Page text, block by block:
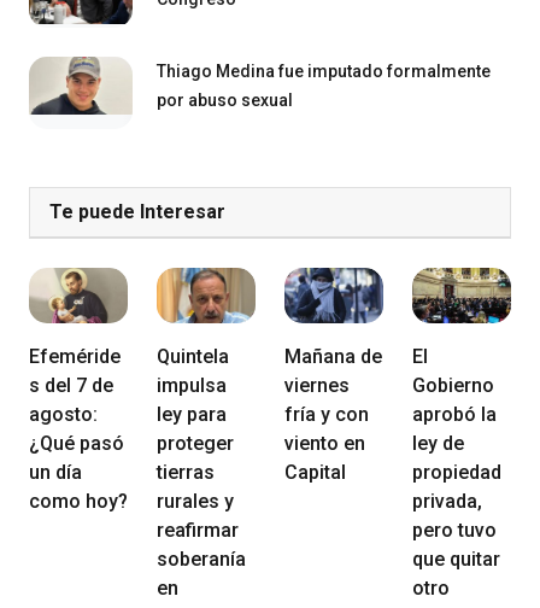
Thiago Medina fue imputado formalmente
por abuso sexual
Te puede Interesar
Efeméride
s del 7 de
agosto:
¿Qué pasó
un día
como hoy?
Quintela
impulsa
ley para
proteger
tierras
rurales y
reafirmar
soberanía
en
Mañana de
viernes
fría y con
viento en
Capital
El
Gobierno
aprobó la
ley de
propiedad
privada,
pero tuvo
que quitar
otro